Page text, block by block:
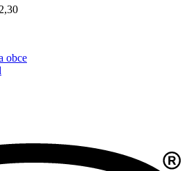
obce